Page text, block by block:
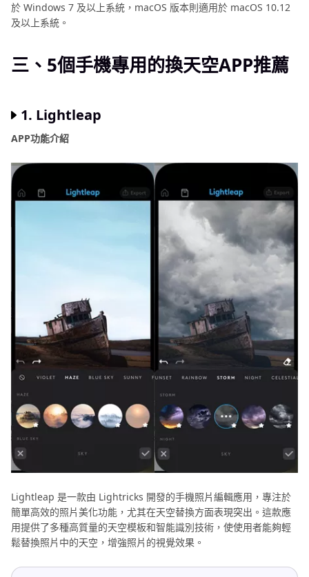
於 Windows 7 及以上系統，macOS 版本則適用於 macOS 10.12
及以上系統。
三、5個手機專用的換天空APP推薦
1. Lightleap
APP功能介紹
Lightleap 是一款由 Lightricks 開發的手機照片編輯應用，專注於
簡單高效的照片美化功能，尤其在天空替換方面表現突出。這款應
用提供了多種高質量的天空模板和智能識別技術，使使用者能夠輕
鬆替換照片中的天空，增強照片的視覺效果。